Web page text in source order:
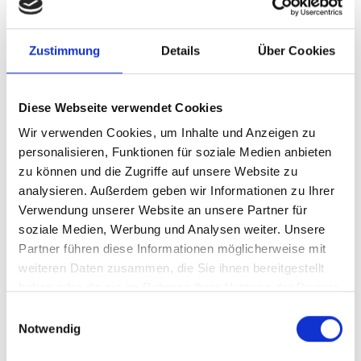
Zustimmung Details Über Cookies
Diese Webseite verwendet Cookies
Wir verwenden Cookies, um Inhalte und Anzeigen zu
personalisieren, Funktionen für soziale Medien anbieten
zu können und die Zugriffe auf unsere Website zu
analysieren. Außerdem geben wir Informationen zu Ihrer
Verwendung unserer Website an unsere Partner für
soziale Medien, Werbung und Analysen weiter. Unsere
Partner führen diese Informationen möglicherweise mit
weiteren Daten zusammen, die Sie ihnen bereitgestellt
Notwendig
SEAGATE
8TB 3.5 Zoll HDD SATA3
ST8000NM008A
Produktnummer:
AHD35IS8TBSEH
Hersteller-Nr.:
ST8000NM008A
Hersteller:
SEAGATE
Verfügbarkeit:
Nicht lagernd